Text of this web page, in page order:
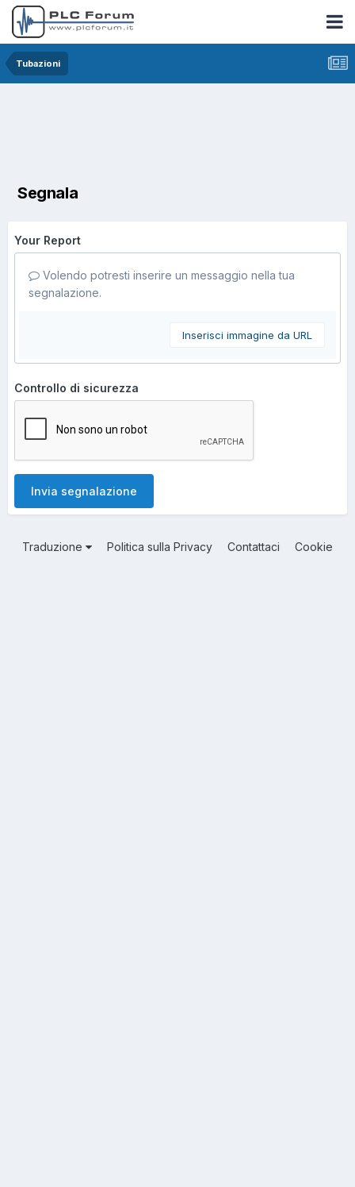
Tubazioni
Segnala
Your Report
Volendo potresti inserire un messaggio nella tua
segnalazione.
Inserisci immagine da URL
Controllo di sicurezza
Invia segnalazione
Traduzione Politica sulla Privacy Contattaci Cookie